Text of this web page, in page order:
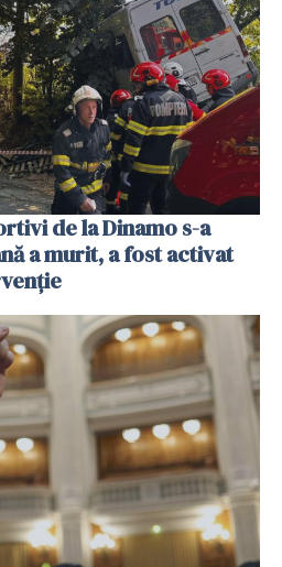
de la Dinamo s-a
a murit, a fost activat